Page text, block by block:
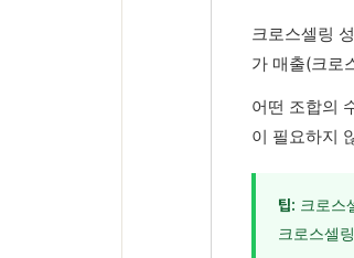
크로스셀링
가 매출(크로
어떤 조합의
이 필요하지
팁: 크로스
크로스셀